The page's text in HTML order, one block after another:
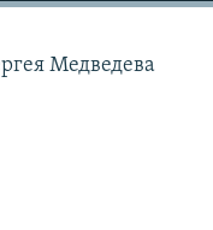
Медведева